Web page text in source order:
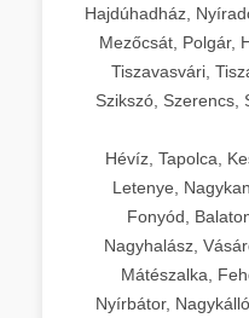
Hajdúhadház,
Mezőcsát, Polgár,
Tiszavasvári,
Szikszó, Szerencs,
Hévíz, Tapolca,
Letenye,
Fonyód,
Nagyhalász,
Mátészalka,
Nyírbátor,